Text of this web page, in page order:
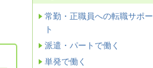
常勤・正職員への転職サポー
ト
派遣・パートで働く
単発で働く